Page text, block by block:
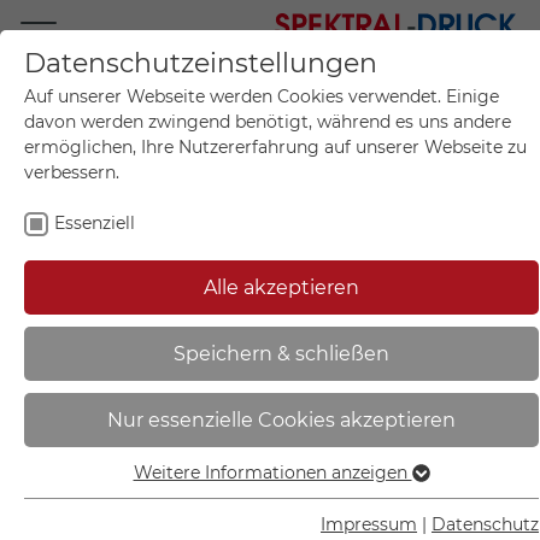
Mo.-Fr. 09:00-17:00
+49 (0)711 55 75 25
Mein Konto
Mein Warenkorb
Sie sind hier: Start
Warn-Zusatzschild -
Laserkennzeichnung | Laserstrahl.
Bestrahlung von Auge oder Haut
durch - 21.1913
Datenschutzeinstellungen
Auf unserer Webseite werden Cookies verwendet. Einige
davon werden zwingend benötigt, während es uns andere
ermöglichen, Ihre Nutzererfahrung auf unserer Webseite zu
verbessern.
Essenziell
Alle akzeptieren
Speichern & schließen
Nur essenzielle Cookies akzeptieren
Essenziell
Essenzielle Cookies werden für grundlegende Funktionen
Weitere Informationen anzeigen
Impressum Datenschutz